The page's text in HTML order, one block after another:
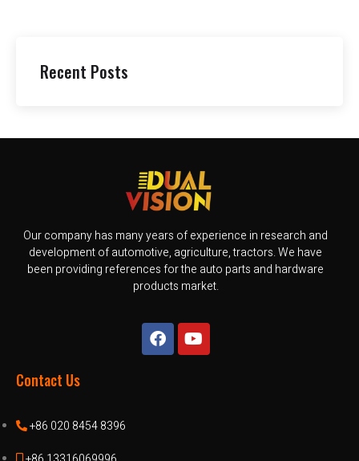
Recent Posts
Our company has many years of experience in research and
development of automotive, agriculture, tractors. We have
been providing references for the auto parts and hardware
products market.
Contact Us
+86 020 8454 8396